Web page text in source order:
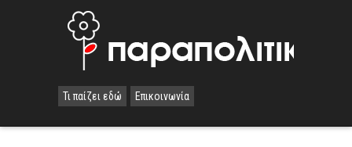
Τι παίζει εδώ Επικοινωνία